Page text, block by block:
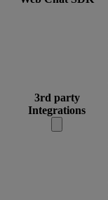
3rd party
Integrations